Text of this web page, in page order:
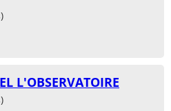
L'OBSERVATOIRE